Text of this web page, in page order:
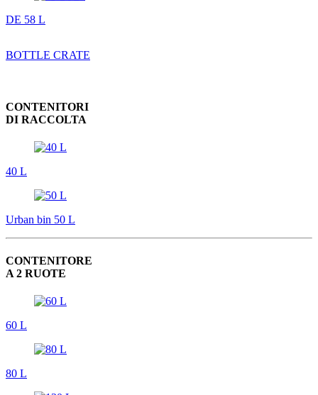
DE 58 L
BOTTLE CRATE
CONTENITORI
DI RACCOLTA
40 L
Urban bin 50 L
CONTENITORE
A 2 RUOTE
60 L
80 L